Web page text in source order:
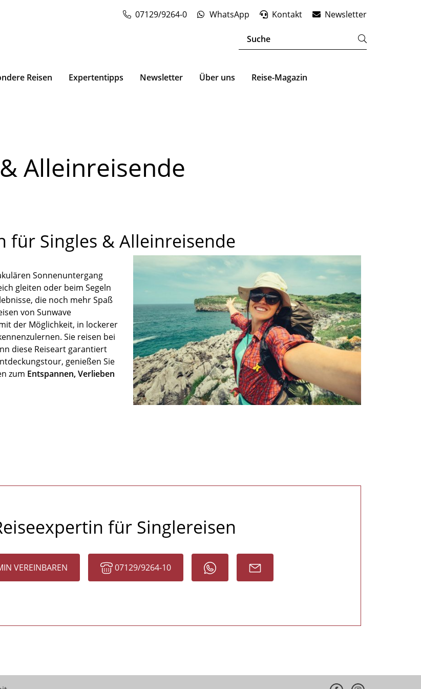
07129/9264-0 WhatsApp Kontakt Newsletter
Reisen Expertentipps Newsletter Über uns Reise-Magazin
Alleinreisende
für Singles & Alleinreisende
Sonnenuntergang
gleiten oder beim Segeln
die noch mehr Spaß
von Sunwave
der Möglichkeit, in lockerer
Sie reisen bei
diese Reiseart garantiert
genießen Sie
zum Entspannen, Verlieben
für Singlereisen
VEREINBAREN 07129/9264-10